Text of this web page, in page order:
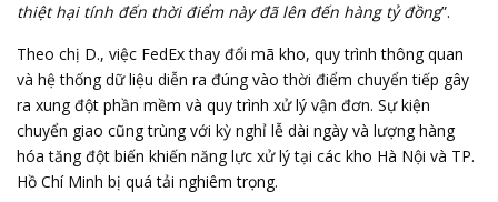
thiệt hại tính đến thời điểm này đã lên đến hàng tỷ đồng”.
Theo chị D., việc FedEx thay đổi mã kho, quy trình thông quan
và hệ thống dữ liệu diễn ra đúng vào thời điểm chuyển tiếp gây
ra xung đột phần mềm và quy trình xử lý vận đơn. Sự kiện
chuyển giao cũng trùng với kỳ nghỉ lễ dài ngày và lượng hàng
hóa tăng đột biến khiến năng lực xử lý tại các kho Hà Nội và TP.
Hồ Chí Minh bị quá tải nghiêm trọng.